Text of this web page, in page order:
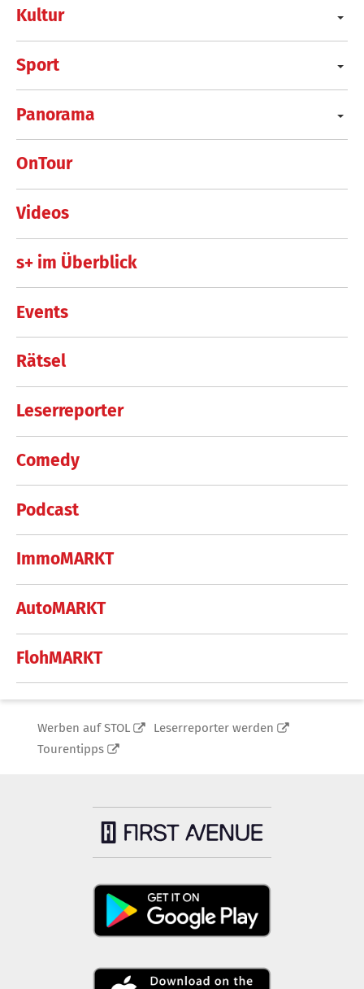
Kultur
Sport
Panorama
OnTour
Videos
s+ im Überblick
Events
Rätsel
Leserreporter
Comedy
Podcast
ImmoMARKT
AutoMARKT
FlohMARKT
Werben auf STOL
Leserreporter werden
Tourentipps